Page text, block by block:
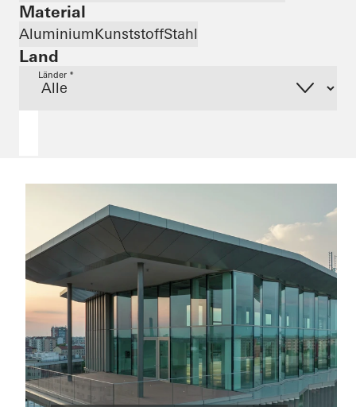
Material
AluminiumKunststoffStahl
Land
Länder *
Büro und